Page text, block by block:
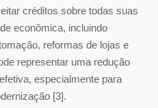
créditos sobre todas suas
econômica, incluindo
reformas de lojas e
representar uma redução
especialmente para
[3].